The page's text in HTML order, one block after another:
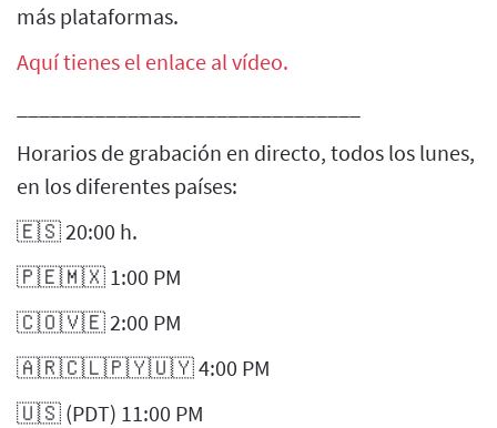
más plataformas.
Aquí tienes el enlace al vídeo.
Horarios de grabación en directo, todos los lunes,
en los diferentes países:
🇪🇸 20:00 h.
🇵🇪🇲🇽 1:00 PM
🇨🇴🇻🇪 2:00 PM
🇦🇷🇨🇱🇵🇾🇺🇾 4:00 PM
🇺🇸 (PDT) 11:00 PM